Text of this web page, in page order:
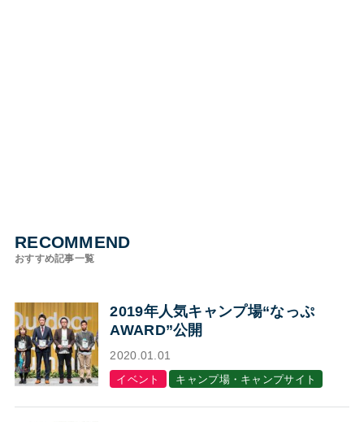
RECOMMEND
おすすめ記事一覧
2019年人気キャンプ場“なっぷ
AWARD”公開
2020.01.01
イベント キャンプ場・キャンプサイト